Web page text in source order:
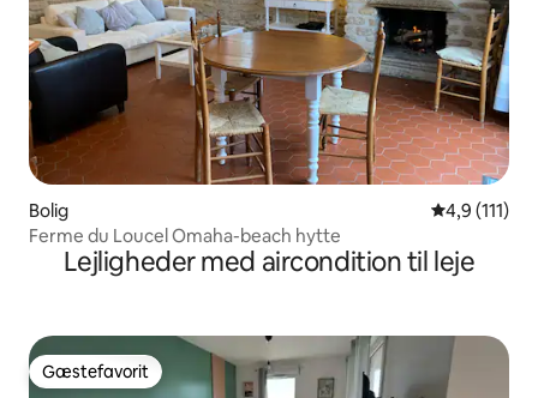
Bolig 4,9 ud af 5 i
4,9 (111)
Ferme du Loucel Omaha-beach hytte
Lejligheder med aircondition til leje
Gæstefavorit
Gæstefavorit